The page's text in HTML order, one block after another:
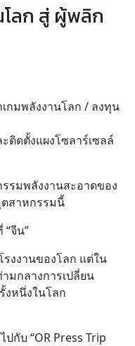
โลก สู่ ผู้พลิก
กมพลังงานโลก / ลงทุน
ติดตั้งแผงโซลาร์เซลล์
รมพลังงานสะอาดของ
สาหกรรมนี้
จีน”
รงงานของโลก แต่ใน
มกลางการเปลี่ยน
งหนึ่งในโลก
กับ “OR Press Trip